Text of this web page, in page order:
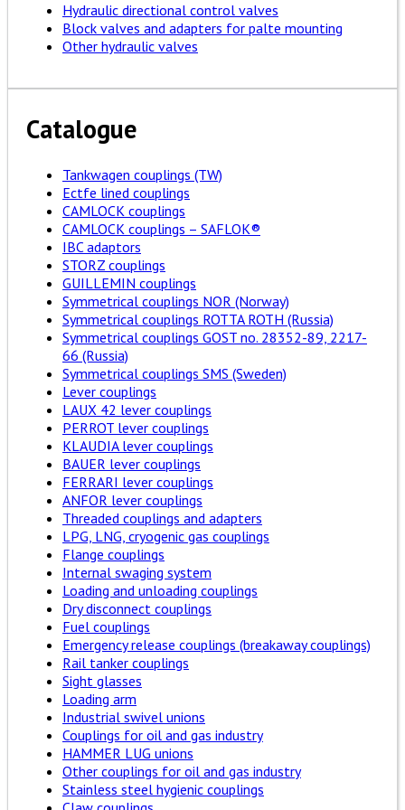
Hydraulic directional control valves
Block valves and adapters for palte mounting
Other hydraulic valves
Catalogue
Tankwagen couplings (TW)
Ectfe lined couplings
CAMLOCK couplings
CAMLOCK couplings – SAFLOK®
IBC adaptors
STORZ couplings
GUILLEMIN couplings
Symmetrical couplings NOR (Norway)
Symmetrical couplings ROTTA ROTH (Russia)
Symmetrical couplings GOST no. 28352-89, 2217-
66 (Russia)
Symmetrical couplings SMS (Sweden)
Lever couplings
LAUX 42 lever couplings
PERROT lever couplings
KLAUDIA lever couplings
BAUER lever couplings
FERRARI lever couplings
ANFOR lever couplings
Threaded couplings and adapters
LPG, LNG, cryogenic gas couplings
Flange couplings
Internal swaging system
Loading and unloading couplings
Dry disconnect couplings
Fuel couplings
Emergency release couplings (breakaway couplings)
Rail tanker couplings
Sight glasses
Loading arm
Industrial swivel unions
Couplings for oil and gas industry
HAMMER LUG unions
Other couplings for oil and gas industry
Stainless steel hygienic couplings